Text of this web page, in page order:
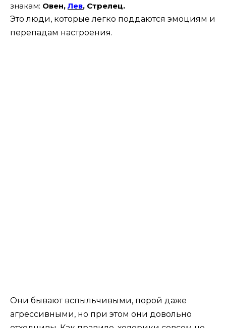
знакам: Овен,Лев, Стрелец.
Это люди, которые легко поддаются эмоциям и
перепадам настроения.
Они бывают вспыльчивыми, порой даже
агрессивными, но при этом они довольно